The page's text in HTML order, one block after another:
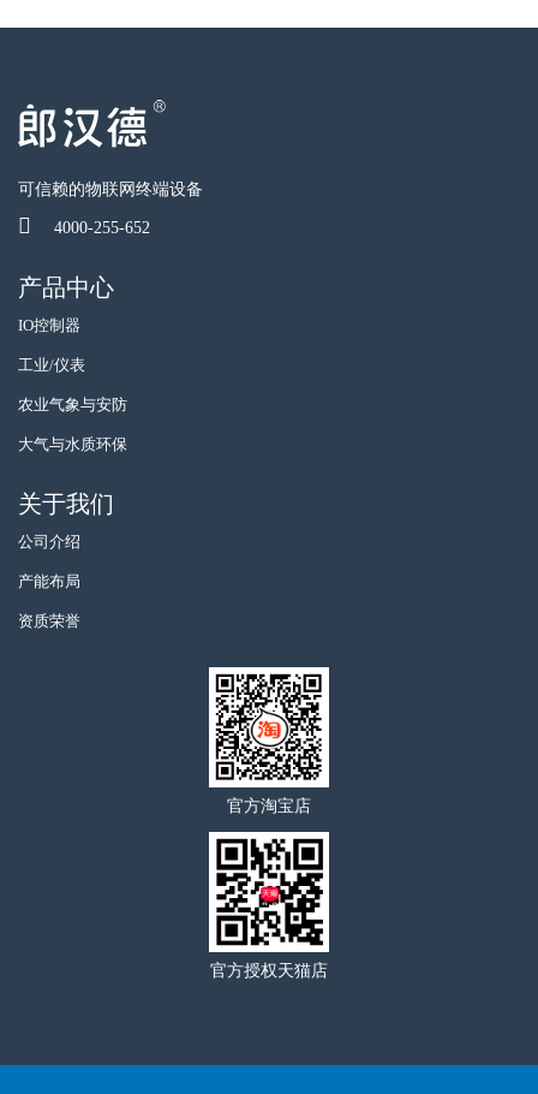
可信赖的物联网终端设备
4000-255-652
产品中心
IO控制器
工业/仪表
农业气象与安防
大气与水质环保
关于我们
公司介绍
产能布局
资质荣誉
官方淘宝店
官方授权天猫店